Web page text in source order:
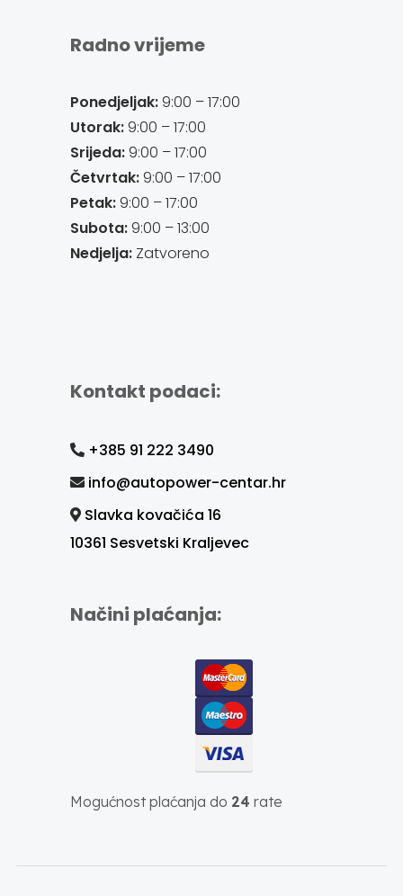
Radno vrijeme
Ponedjeljak:9:00 – 17:00
Utorak:9:00 – 17:00
Srijeda:9:00 – 17:00
Četvrtak:9:00 – 17:00
Petak:9:00 – 17:00
Subota:9:00 – 13:00
Nedjelja:Zatvoreno
Kontakt podaci:
+385 91 222 3490
info@autopower-centar.hr
Slavka kovačića 16
10361 Sesvetski Kraljevec
Načini plaćanja:
Mogućnost plaćanja do 24 rate